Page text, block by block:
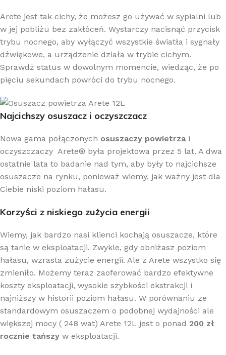
Arete jest tak cichy, że możesz go używać w sypialni lub
w jej pobliżu bez zakłóceń. Wystarczy nacisnąć przycisk
trybu nocnego, aby wyłączyć wszystkie światła i sygnały
dźwiękowe, a urządzenie działa w trybie cichym.
Sprawdź status w dowolnym momencie, wiedząc, że po
pięciu sekundach powróci do trybu nocnego.
Najcichszy osuszacz i oczyszczacz
Nowa gama połączonych osuszaczy powietrza i
oczyszczaczy Arete® była projektowa przez 5 lat. A dwa
ostatnie lata to badanie nad tym, aby były to najcichsze
osuszacze na rynku, ponieważ wiemy, jak ważny jest dla
Ciebie niski poziom hałasu.
Korzyści z niskiego zużycia energii
Wiemy, jak bardzo nasi klienci kochają osuszacze, które
są tanie w eksploatacji. Zwykle, gdy obniżasz poziom
hałasu, wzrasta zużycie energii. Ale z Arete wszystko się
zmieniło. Możemy teraz zaoferować bardzo efektywne
koszty eksploatacji, wysokie szybkości ekstrakcji i
najniższy w historii poziom hałasu. W porównaniu ze
standardowym osuszaczem o podobnej wydajności ale
większej mocy ( 248 wat) Arete 12L jest o ponad 200 zł
rocznie tańszy w eksploatacji.